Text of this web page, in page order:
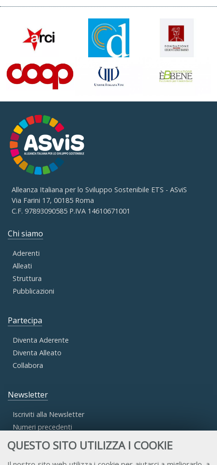
QUESTO SITO UTILIZZA I COOKIE
Alleanza Italiana per lo Sviluppo Sostenibile ETS - ASviS
Via Farini 17, 00185 Roma
C.F. 97893090585 P.IVA 14610671001
Chi siamo
Aderenti
Alleati
Struttura
Pubblicazioni
Partecipa
Diventa Aderente
Diventa Alleato
Collabora
Newsletter
Iscriviti alla Newsletter
Numeri precedenti